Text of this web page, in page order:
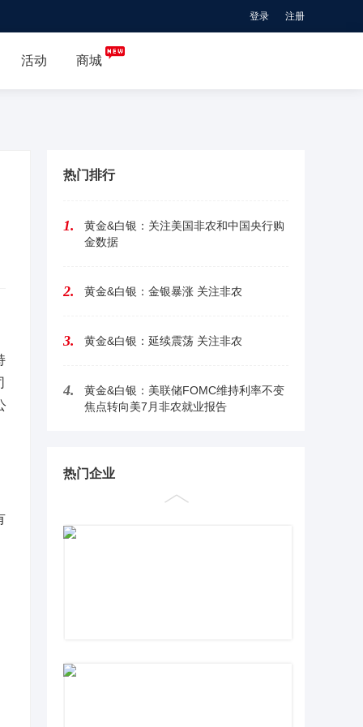
登录 注册
活动 商城

热门排行
1.
黄金&白银：关注美国非农和中国央行购
金数据
2. 黄金&白银：金银暴涨 关注非农
3. 黄金&白银：延续震荡 关注非农
4.
黄金&白银：美联储FOMC维持利率不变
焦点转向美7月非农就业报告
热门企业